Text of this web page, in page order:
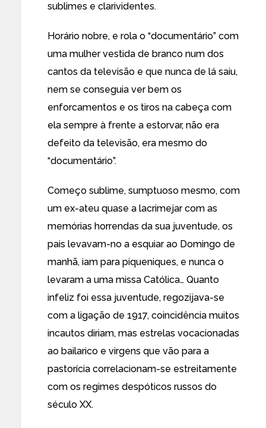
sublimes e clarividentes.
Horário nobre, e rola o “documentário” com
uma mulher vestida de branco num dos
cantos da televisão e que nunca de lá saiu,
nem se conseguia ver bem os
enforcamentos e os tiros na cabeça com
ela sempre à frente a estorvar, não era
defeito da televisão, era mesmo do
“documentário”.
Começo sublime, sumptuoso mesmo, com
um ex-ateu quase a lacrimejar com as
memórias horrendas da sua juventude, os
pais levavam-no a esquiar ao Domingo de
manhã, iam para piqueniques, e nunca o
levaram a uma missa Católica… Quanto
infeliz foi essa juventude, regozijava-se
com a ligação de 1917, coincidência muitos
incautos diriam, mas estrelas vocacionadas
ao bailarico e virgens que vão para a
pastorícia correlacionam-se estreitamente
com os regimes despóticos russos do
século XX.